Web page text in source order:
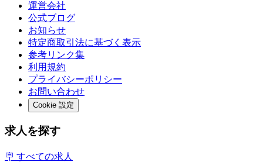
運営会社
公式ブログ
お知らせ
特定商取引法に基づく表示
参考リンク集
利用規約
プライバシーポリシー
お問い合わせ
Cookie 設定
求人を探す
🪧 すべての求人